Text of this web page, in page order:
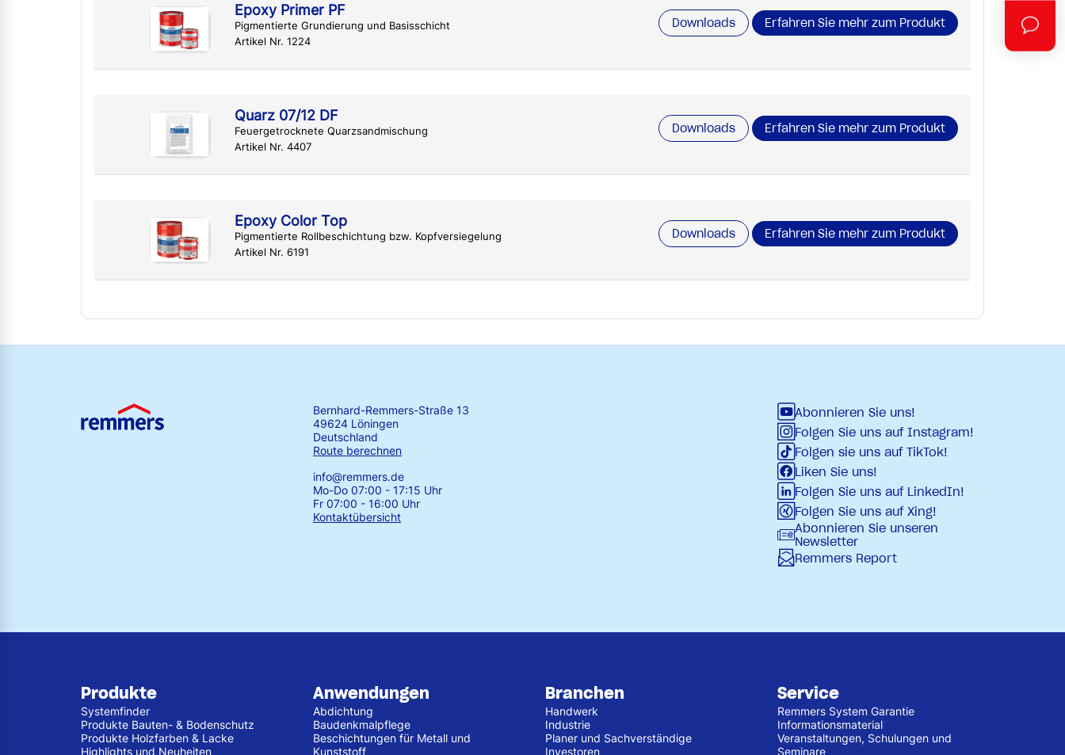
Epoxy Primer PF
Pigmentierte Grundierung und Basisschicht
Artikel Nr. 1224
Downloads Erfahren Sie mehr zum Produkt
Quarz 07/12 DF
Feuergetrocknete Quarzsandmischung
Artikel Nr. 4407
Downloads Erfahren Sie mehr zum Produkt
Epoxy Color Top
Pigmentierte Rollbeschichtung bzw. Kopfversiegelung
Artikel Nr. 6191
Downloads Erfahren Sie mehr zum Produkt
Bernhard-Remmers-Straße 13
49624 Löningen
Deutschland
Route berechnen
info@remmers.de
Mo-Do 07:00 - 17:15 Uhr
Fr 07:00 - 16:00 Uhr
Kontaktübersicht
Abonnieren Sie uns!
Folgen Sie uns auf Instagram!
Folgen sie uns auf TikTok!
Liken Sie uns!
Folgen Sie uns auf LinkedIn!
Folgen Sie uns auf Xing!
Abonnieren Sie unseren
Newsletter
Remmers Report
Produkte
Systemfinder
Produkte Bauten- & Bodenschutz
Produkte Holzfarben & Lacke
Highlights und Neuheiten
Anwendungen
Abdichtung
Baudenkmalpflege
Beschichtungen für Metall und
Kunststoff
Branchen
Handwerk
Industrie
Planer und Sachverständige
Investoren
Service
Remmers System Garantie
Informationsmaterial
Veranstaltungen, Schulungen und
Seminare